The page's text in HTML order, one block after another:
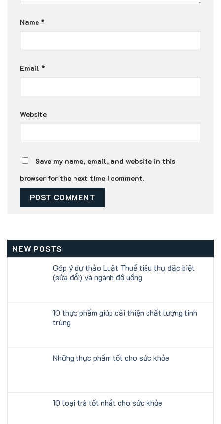
Name *
Email *
Website
Save my name, email, and website in this
browser for the next time I comment.
NEW POSTS
Góp ý dự thảo Luật Thuế tiêu thụ đặc biệt
(sửa đổi) và ngành đồ uống
10 thực phẩm giúp cải thiện chất lượng tinh
trùng
Những thực phẩm tốt cho sức khỏe
10 loại trà tốt nhất cho sức khỏe